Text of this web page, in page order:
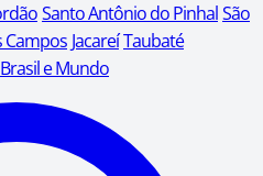
Santo Antônio do PinhalSão
Campos JacareíTaubaté
Brasil e Mundo